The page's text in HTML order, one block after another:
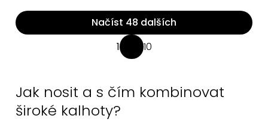
O
v
á
Načíst 48 dalších
S
á
1 10
Jak nosit a s čím kombinovat
široké kalhoty?